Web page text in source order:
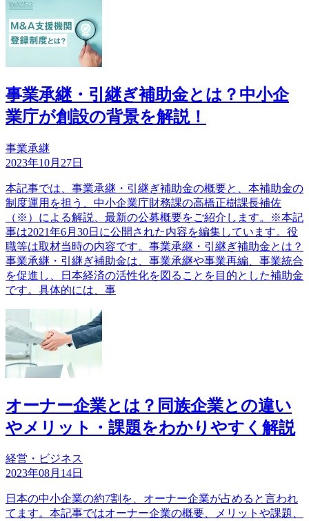
事業承継・引継ぎ補助金とは？中小企
業庁が創設の背景を解説！
事業承継
2023年10月27日
本記事では、事業承継・引継ぎ補助金の概要と、本補助金の
制度運用を担う、中小企業庁財務課の高橋正樹課長補佐
（※）による解説、最新の公募概要をご紹介します。※本記
事は2021年6月30日に公開された内容を編集しています。役
職等は取材当時の内容です。事業承継・引継ぎ補助金とは？
事業承継・引継ぎ補助金は、事業承継や事業再編、事業統合
を促進し、日本経済の活性化を図ることを目的とした補助金
です。具体的には、事
オーナー企業とは？同族企業との違い
やメリット・課題をわかりやすく解説
経営・ビジネス
2023年08月14日
日本の中小企業の約7割を、オーナー企業が占めると言われ
てます。本記事ではオーナー企業の概要、メリットや課題、